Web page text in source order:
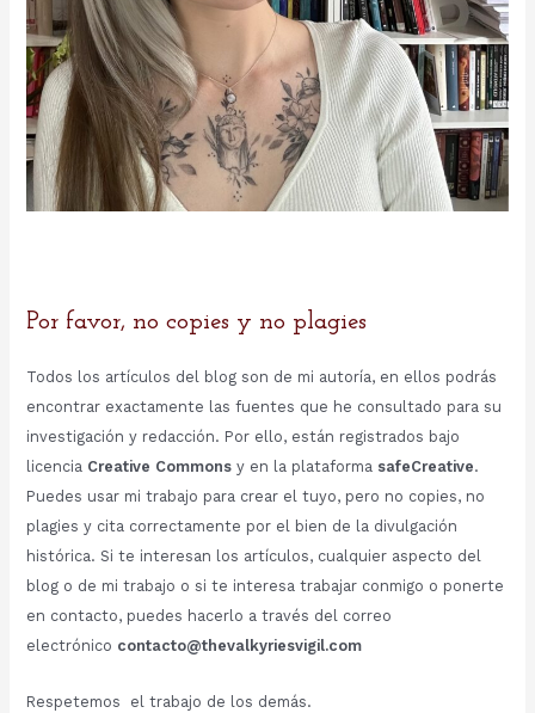
Por favor, no copies y no plagies
Todos los artículos del blog son de mi autoría, en ellos podrás
encontrar exactamente las fuentes que he consultado para su
investigación y redacción. Por ello, están registrados bajo
licencia Creative Commonsy en la plataforma safeCreative.
Puedes usar mi trabajo para crear el tuyo, pero no copies, no
plagies y cita correctamente por el bien de la divulgación
histórica. Si te interesan los artículos, cualquier aspecto del
blog o de mi trabajo o si te interesa trabajar conmigo o ponerte
en contacto, puedes hacerlo a través del correo
electrónico contacto@thevalkyriesvigil.com
Respetemos el trabajo de los demás.